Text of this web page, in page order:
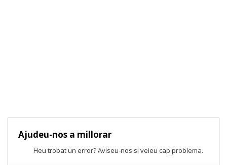
Ajudeu-nos a millorar
Heu trobat un error? Aviseu-nos si veieu cap problema.